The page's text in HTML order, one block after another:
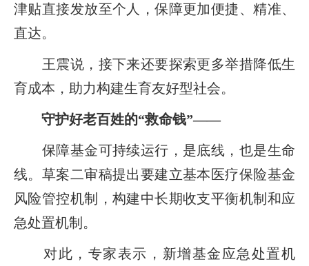
津贴直接发放至个人，保障更加便捷、精准、
直达。
王震说，接下来还要探索更多举措降低生
育成本，助力构建生育友好型社会。
守护好老百姓的“救命钱”——
保障基金可持续运行，是底线，也是生命
线。草案二审稿提出要建立基本医疗保险基金
风险管控机制，构建中长期收支平衡机制和应
急处置机制。
对此，专家表示，新增基金应急处置机